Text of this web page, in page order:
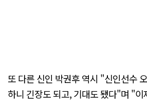
또 다른 신인 박권후 역시 "신인선수
하니 긴장도 되고, 기대도 됐다"며 "